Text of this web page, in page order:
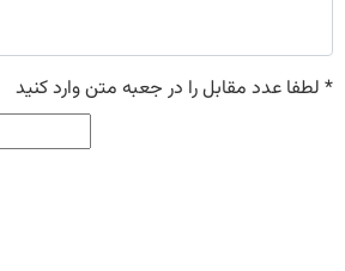
* لطفا عدد مقابل را در جعبه متن وارد کنید